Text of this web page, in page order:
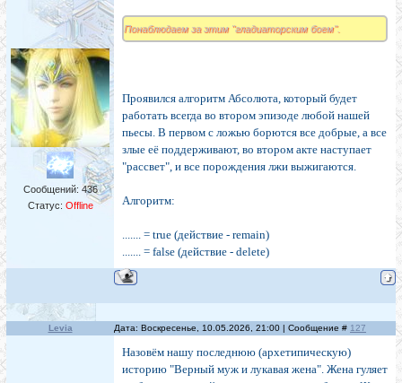
Сообщений: 436
Статус: Offline
Понаблюдаем за этим "гладиаторским боем".
Проявился алгоритм Абсолюта, который будет
работать всегда во втором эпизоде любой нашей
пьесы. В первом с ложью борются все добрые, а все
злые её поддерживают, во втором акте наступает
"рассвет", и все порождения лжи выжигаются.
Алгоритм:
....... = true (действие - remain)
....... = false (действие - delete)
Levia Дата: Воскресенье, 10.05.2026, 21:00 | Сообщение # 127
Назовём нашу последнюю (архетипическую)
историю "Верный муж и лукавая жена". Жена гуляет